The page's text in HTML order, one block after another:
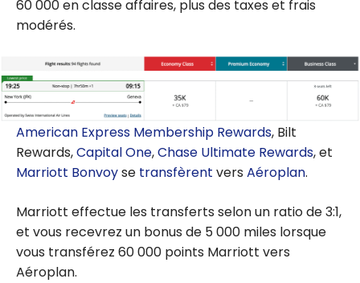
60 000 en classe affaires, plus des taxes et frais
modérés.
American Express Membership Rewards, Bilt
Rewards,Capital One,Chase Ultimate Rewards, et
Marriott Bonvoyse transfèrent vers Aéroplan.
Marriott effectue les transferts selon un ratio de 3:1,
et vous recevrez un bonus de 5 000 miles lorsque
vous transférez 60 000 points Marriott vers
Aéroplan.